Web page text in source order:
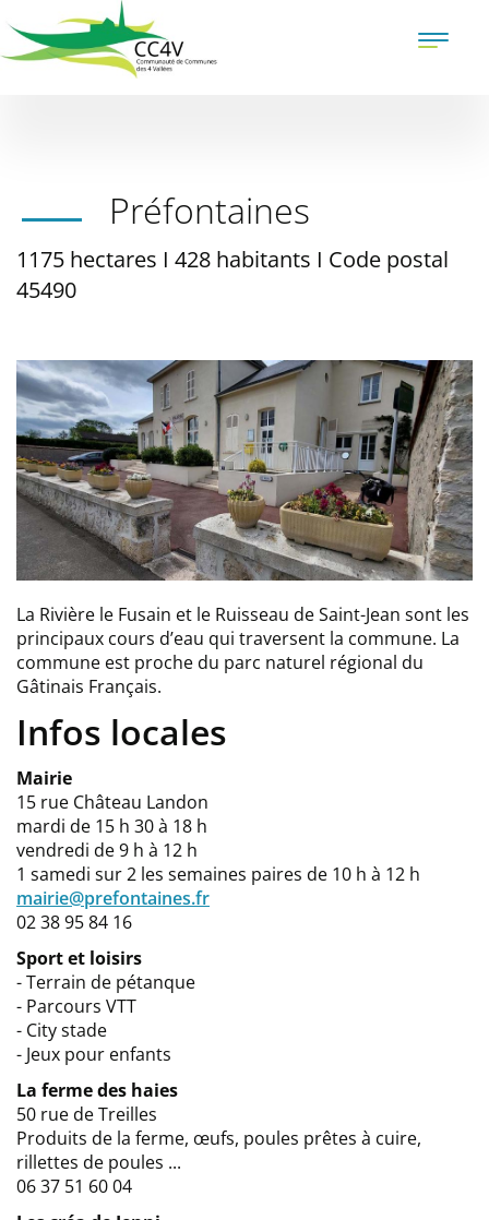
au
contenu
Toggle
Préfontaines
1175 hectares I 428 habitants I Code postal
45490
Illustration
La Rivière le Fusain et le Ruisseau de Saint-Jean sont les
principaux cours d’eau qui traversent la commune. La
commune est proche du parc naturel régional du
Gâtinais Français.
Infos locales
Mairie
15 rue Château Landon
mardi de 15 h 30 à 18 h
vendredi de 9 h à 12 h
1 samedi sur 2 les semaines paires de 10 h à 12 h
mairie@prefontaines.fr
02 38 95 84 16
Sport et loisirs
- Terrain de pétanque
- Parcours VTT
- City stade
- Jeux pour enfants
La ferme des haies
50 rue de Treilles
Produits de la ferme, œufs, poules prêtes à cuire,
rillettes de poules ...
06 37 51 60 04